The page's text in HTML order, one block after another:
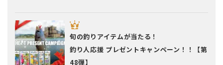
旬の釣りアイテムが当たる！
釣り人応援 プレゼントキャンペーン！！【第
48弾】